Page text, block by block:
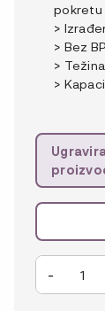
pokretu
>
> Bez
>
>
b.box
-